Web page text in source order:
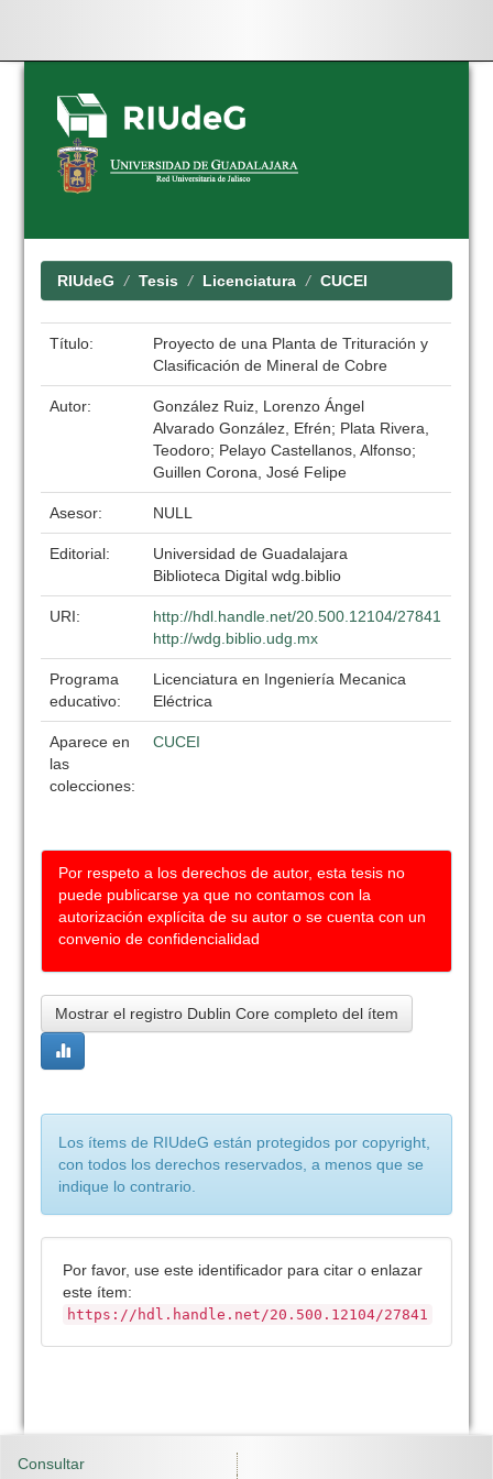
Skip
navigation
RIUdeG Tesis Licenciatura CUCEI
Título:
Proyecto de una Planta de Trituración y
Clasificación de Mineral de Cobre
Autor:
González Ruiz, Lorenzo Ángel
Alvarado González, Efrén; Plata Rivera,
Teodoro; Pelayo Castellanos, Alfonso;
Guillen Corona, José Felipe
Asesor: NULL
Editorial:
Universidad de Guadalajara
Biblioteca Digital wdg.biblio
URI:
http://hdl.handle.net/20.500.12104/27841
http://wdg.biblio.udg.mx
Programa
educativo:
Licenciatura en Ingeniería Mecanica
Eléctrica
Aparece en
las
colecciones:
CUCEI
Por respeto a los derechos de autor, esta tesis no
puede publicarse ya que no contamos con la
autorización explícita de su autor o se cuenta con un
convenio de confidencialidad
Mostrar el registro Dublin Core completo del ítem
Los ítems de RIUdeG están protegidos por copyright,
con todos los derechos reservados, a menos que se
indique lo contrario.
Por favor, use este identificador para citar o enlazar
este ítem:
https://hdl.handle.net/20.500.12104/27841
Consultar